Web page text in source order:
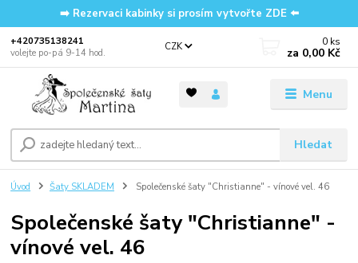
➡️ Rezervaci kabinky si prosím vytvořte ZDE ⬅️
Menu
CZK
Hledat
‭+420735138241
volejte po-pá 9-14 hod.
0 ks
za 0,00 Kč
Úvod Šaty SKLADEM Společenské šaty "Christianne" - vínové vel. 46
Společenské šaty "Christianne" -
vínové vel. 46